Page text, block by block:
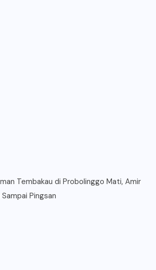
Tembakau di Probolinggo Mati, Amir
Pingsan